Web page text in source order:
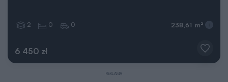
6 450 zł
2 0 0 238,61 m 2
REKLAMA